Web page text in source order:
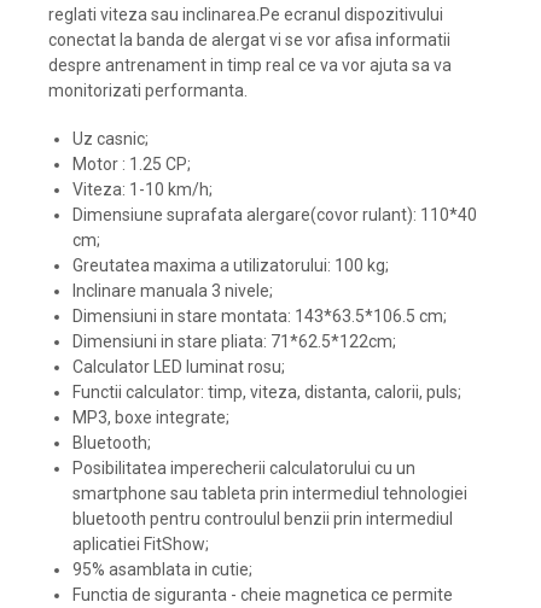
reglati viteza sau inclinarea.Pe ecranul dispozitivului
conectat la banda de alergat vi se vor afisa informatii
despre antrenament in timp real ce va vor ajuta sa va
monitorizati performanta.
Uz casnic;
Motor : 1.25 CP;
Viteza: 1-10 km/h;
Dimensiune suprafata alergare(covor rulant): 110*40
cm;
Greutatea maxima a utilizatorului: 100 kg;
Inclinare manuala 3 nivele;
Dimensiuni in stare montata: 143*63.5*106.5 cm;
Dimensiuni in stare pliata: 71*62.5*122cm;
Calculator LED luminat rosu;
Functii calculator: timp, viteza, distanta, calorii, puls;
MP3, boxe integrate;
Bluetooth;
Posibilitatea imperecherii calculatorului cu un
smartphone sau tableta prin intermediul tehnologiei
bluetooth pentru controulul benzii prin intermediul
aplicatiei FitShow;
95% asamblata in cutie;
Functia de siguranta - cheie magnetica ce permite